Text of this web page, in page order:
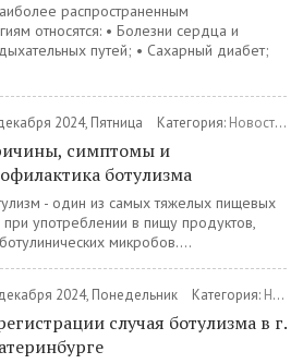
распространенным
относятся: • Болезни сердца и
путей; • Сахарный диабет;
2024, Пятница Категория: Новости /
симптомы и
ботулизма
- один из самых тяжелых пищевых
при употреблении в пищу продуктов,
микробов....
2024, Понедельник Категория: Новости
случая ботулизма в г.